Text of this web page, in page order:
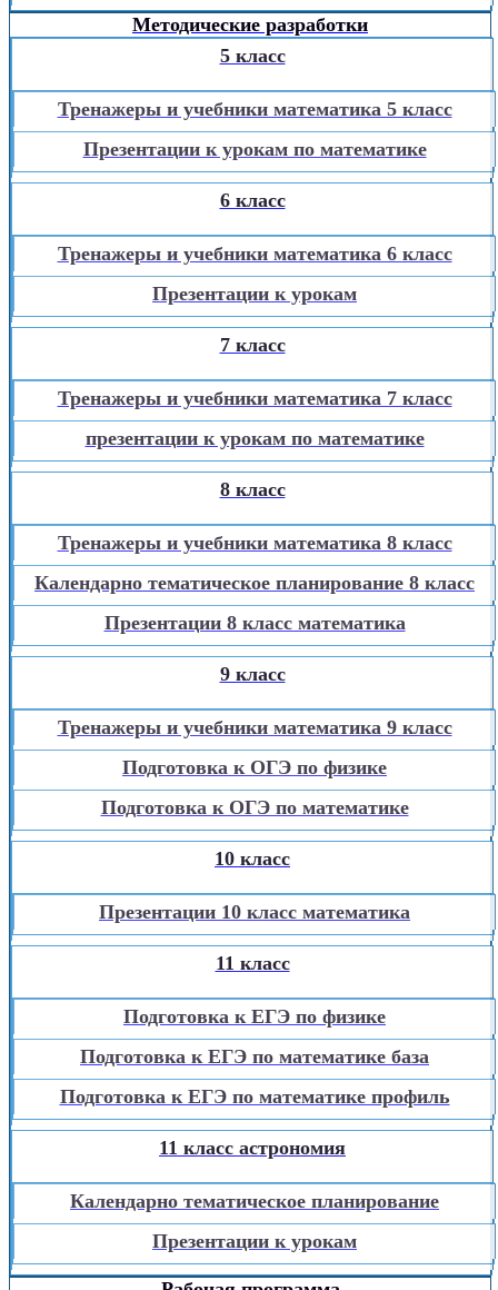
Методические разработки
5 класс
Тренажеры и учебники математика 5 класс
Презентации к урокам по математике
6 класс
Тренажеры и учебники математика 6 класс
Презентации к урокам
7 класс
Тренажеры и учебники математика 7 класс
презентации к урокам по математике
8 класс
Тренажеры и учебники математика 8 класс
Календарно тематическое планирование 8 класс
Презентации 8 класс математика
9 класс
Тренажеры и учебники математика 9 класс
Подготовка к ОГЭ по физике
Подготовка к ОГЭ по математике
10 класс
Презентации 10 класс математика
11 класс
Подготовка к ЕГЭ по физике
Подготовка к ЕГЭ по математике база
Подготовка к ЕГЭ по математике профиль
11 класс астрономия
Календарно тематическое планирование
Презентации к урокам